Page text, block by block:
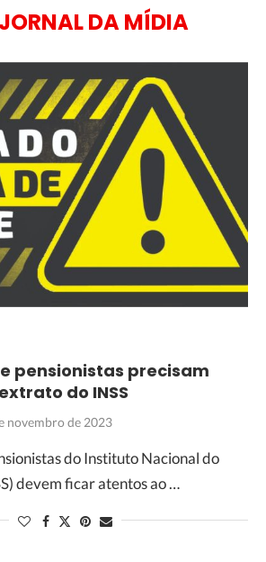
JORNAL DA MÍDIA
pensionistas precisam
do INSS
novembro de 2023
do Instituto Nacional do
devem ficar atentos ao …